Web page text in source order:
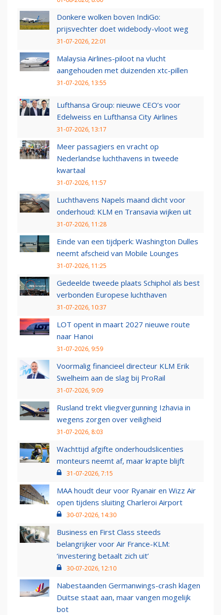
Donkere wolken boven IndiGo:
prijsvechter doet widebody-vloot weg
31-07-2026, 22:01
Malaysia Airlines-piloot na vlucht
aangehouden met duizenden xtc-pillen
31-07-2026, 13:55
Lufthansa Group: nieuwe CEO’s voor
Edelweiss en Lufthansa City Airlines
31-07-2026, 13:17
Meer passagiers en vracht op
Nederlandse luchthavens in tweede
kwartaal
31-07-2026, 11:57
Luchthavens Napels maand dicht voor
onderhoud: KLM en Transavia wijken uit
31-07-2026, 11:28
Einde van een tijdperk: Washington Dulles
neemt afscheid van Mobile Lounges
31-07-2026, 11:25
Gedeelde tweede plaats Schiphol als best
verbonden Europese luchthaven
31-07-2026, 10:37
LOT opent in maart 2027 nieuwe route
naar Hanoi
31-07-2026, 9:59
Voormalig financieel directeur KLM Erik
Swelheim aan de slag bij ProRail
31-07-2026, 9:09
Rusland trekt vliegvergunning Izhavia in
wegens zorgen over veiligheid
31-07-2026, 8:03
Wachttijd afgifte onderhoudslicenties
monteurs neemt af, maar krapte blijft
31-07-2026, 7:15
MAA houdt deur voor Ryanair en Wizz Air
open tijdens sluiting Charleroi Airport
30-07-2026, 14:30
Business en First Class steeds
belangrijker voor Air France-KLM:
‘investering betaalt zich uit’
30-07-2026, 12:10
Nabestaanden Germanwings-crash klagen
Duitse staat aan, maar vangen mogelijk
bot